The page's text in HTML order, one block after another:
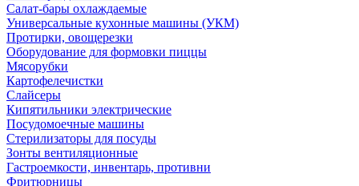
Салат-бары охлаждаемые
Универсальные кухонные машины (УКМ)
Протирки, овощерезки
Оборудование для формовки пиццы
Мясорубки
Картофелечистки
Слайсеры
Кипятильники электрические
Посудомоечные машины
Стерилизаторы для посуды
Зонты вентиляционные
Гастроемкости, инвентарь, противни
Фритюрницы